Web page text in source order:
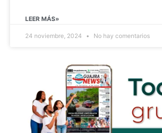
LEER MÁS»
24 noviembre, 2024 No hay comentarios